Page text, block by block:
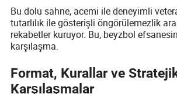
Bu dolu sahne, acemi ile deneyimli
tutarlılık ile gösterişli öngörülemezlik
rekabetler kuruyor. Bu, beyzbol
karşılaşma.
Format, Kurallar ve
Karşılaşmalar